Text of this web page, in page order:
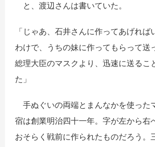
と、渡辺さんは書いていた。
「じゃあ、石井さんに作ってあげれば
わけで、うちの妹に作ってもらって送
総理大臣のマスクより、迅速に送るこ
た」
手ぬぐいの両端とまんなかを使った
宿は創業明治四十一年。字が左から右
おそらく戦前に作られたものだろう。